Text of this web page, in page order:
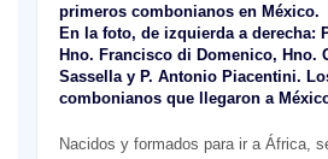
primeros combonianos en México.
En la foto, de izquierda a derecha:
Hno. Francisco di Domenico, Hno.
Sassella y P. Antonio Piacentini.
combonianos que llegaron a
Nacidos y formados para ir a África,